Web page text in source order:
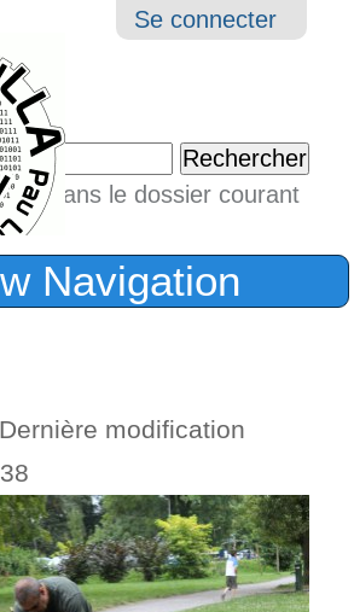
Outils
Se connecter
par
dans le dossier courant
Navigation
Dernière modification